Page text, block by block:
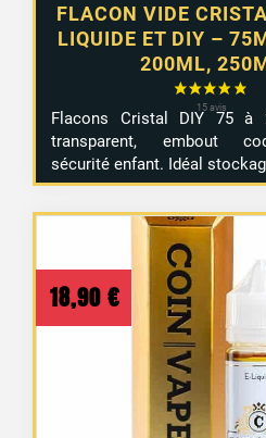
FLACON VIDE
LIQUIDE ET DIY –
200ML,
Flacons Cristal DIY 75 à
transparent, embout
sécurité enfant. Idéal
18,90 €